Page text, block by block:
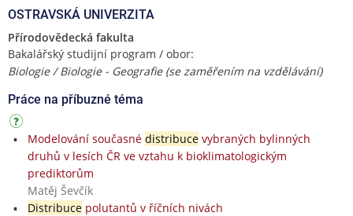
OSTRAVSKÁ UNIVERZITA
Přírodovědecká fakulta
Bakalářský studijní program / obor:
Biologie / Biologie - Geografie (se zaměřením na vzdělávání)
Práce na příbuzné téma
Modelování současné distribucevybraných bylinných
druhů v lesích ČR ve vztahu k bioklimatologickým
prediktorům
Matěj Ševčík
Distribucepolutantů v říčních nivách